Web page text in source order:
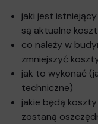
jaki jest
są aktualne
co należy w
zmniejszyć
jak to wykonać
techniczne)
jakie będą
zostaną